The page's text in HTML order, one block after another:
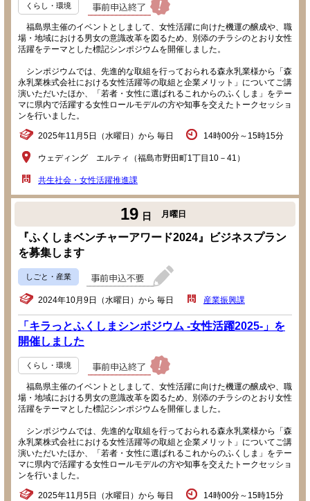
くらし・環境
福島県主催のイベントとしまして、女性活躍に向けた機運の醸成や、職
場・地域における男女の意識改革を図るため、別添のチラシのとおり女性
活躍をテーマとした標記シンポジウムを開催しました。
シンポジウムでは、先進的な取組を行っておられる森永乳業様から「森
永乳業株式会社における女性活躍等の取組と企業メリット」についてご講
演いただいたほか、「若者・女性に選ばれるこれからのふくしま」をテー
マに県内で活躍する女性ロールモデルの方や知事を交えたトークセッショ
ンを行いました。
2025年11月5日（水曜日）から 毎日 14時00分～15時15分
ウェディング エルティ（福島市野田町1丁目10－41）
共生社会・女性活躍推進課
19 日 月曜日
『ふくしまベンチャーアワード2024』ビジネスプラン
を募集します
しごと・産業
2024年10月9日（水曜日）から 毎日 産業振興課
「キラっとふくしまシンポジウム -女性活躍2025-」を
開催しました
くらし・環境
福島県主催のイベントとしまして、女性活躍に向けた機運の醸成や、職
場・地域における男女の意識改革を図るため、別添のチラシのとおり女性
活躍をテーマとした標記シンポジウムを開催しました。
シンポジウムでは、先進的な取組を行っておられる森永乳業様から「森
永乳業株式会社における女性活躍等の取組と企業メリット」についてご講
演いただいたほか、「若者・女性に選ばれるこれからのふくしま」をテー
マに県内で活躍する女性ロールモデルの方や知事を交えたトークセッショ
ンを行いました。
2025年11月5日（水曜日）から 毎日 14時00分～15時15分